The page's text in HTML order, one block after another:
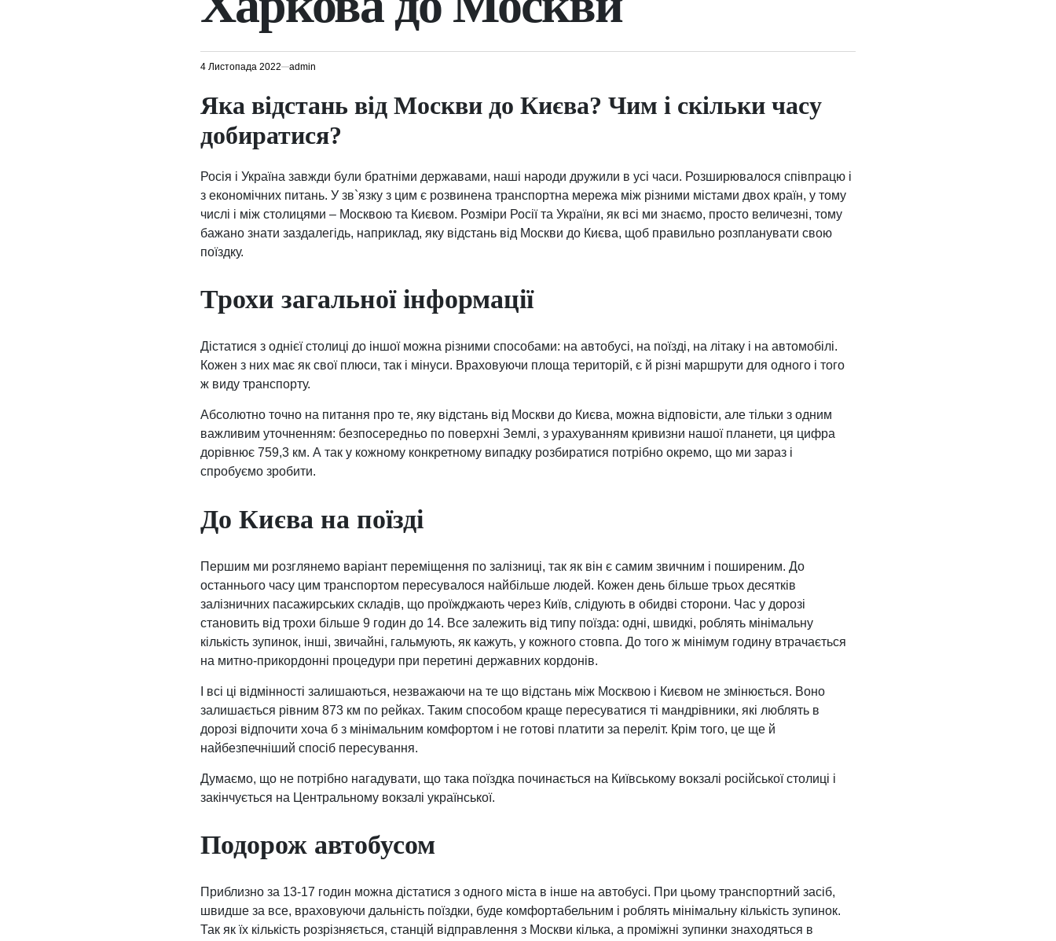
4 Листопада 2022 admin
Яка відстань від Москви до Києва? Чим і скільки часу
добиратися?
Росія і Україна завжди були братніми державами, наші народи дружили в усі часи. Розширювалося співпрацю і
з економічних питань. У зв`язку з цим є розвинена транспортна мережа між різними містами двох країн, у тому
числі і між столицями – Москвою та Києвом. Розміри Росії та України, як всі ми знаємо, просто величезні, тому
бажано знати заздалегідь, наприклад, яку відстань від Москви до Києва, щоб правильно розпланувати свою
поїздку.
Трохи загальної інформації
Дістатися з однієї столиці до іншої можна різними способами: на автобусі, на поїзді, на літаку і на автомобілі.
Кожен з них має як свої плюси, так і мінуси. Враховуючи площа територій, є й різні маршрути для одного і того
ж виду транспорту.
Абсолютно точно на питання про те, яку відстань від Москви до Києва, можна відповісти, але тільки з одним
важливим уточненням: безпосередньо по поверхні Землі, з урахуванням кривизни нашої планети, ця цифра
дорівнює 759,3 км. А так у кожному конкретному випадку розбиратися потрібно окремо, що ми зараз і
спробуємо зробити.
До Києва на поїзді
Першим ми розглянемо варіант переміщення по залізниці, так як він є самим звичним і поширеним. До
останнього часу цим транспортом пересувалося найбільше людей. Кожен день більше трьох десятків
залізничних пасажирських складів, що проїжджають через Київ, слідують в обидві сторони. Час у дорозі
становить від трохи більше 9 годин до 14. Все залежить від типу поїзда: одні, швидкі, роблять мінімальну
кількість зупинок, інші, звичайні, гальмують, як кажуть, у кожного стовпа. До того ж мінімум годину втрачається
на митно-прикордонні процедури при перетині державних кордонів.
І всі ці відмінності залишаються, незважаючи на те що відстань між Москвою і Києвом не змінюється. Воно
залишається рівним 873 км по рейках. Таким способом краще пересуватися ті мандрівники, які люблять в
дорозі відпочити хоча б з мінімальним комфортом і не готові платити за переліт. Крім того, це ще й
найбезпечніший спосіб пересування.
Думаємо, що не потрібно нагадувати, що така поїздка починається на Київському вокзалі російської столиці і
закінчується на Центральному вокзалі української.
Подорож автобусом
Приблизно за 13-17 годин можна дістатися з одного міста в інше на автобусі. При цьому транспортний засіб,
швидше за все, враховуючи дальність поїздки, буде комфортабельним і роблять мінімальну кількість зупинок.
Так як їх кількість розрізняється, станцій відправлення з Москви кілька, а проміжні зупинки знаходяться в